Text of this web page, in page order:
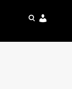
pretraga